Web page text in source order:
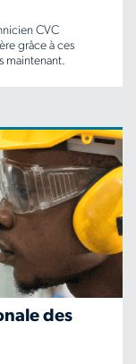
CVC
grâce à ces
maintenant.
5-
des